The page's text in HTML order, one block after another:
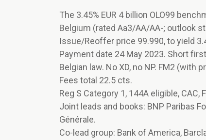
The 3.45% EUR 4 billion OLO99
Belgium (rated Aa3/AA/AA-; outlook
Issue/Reoffer price 99.990, to yield
Payment date 24 May 2023. Short
Belgian law. No XD, no NP. FM2
Fees total 22.5 cts.
Reg S Category 1, 144A eligible, CAC,
Joint leads and books: BNP Paribas
Générale.
Co-lead group: Bank of America,